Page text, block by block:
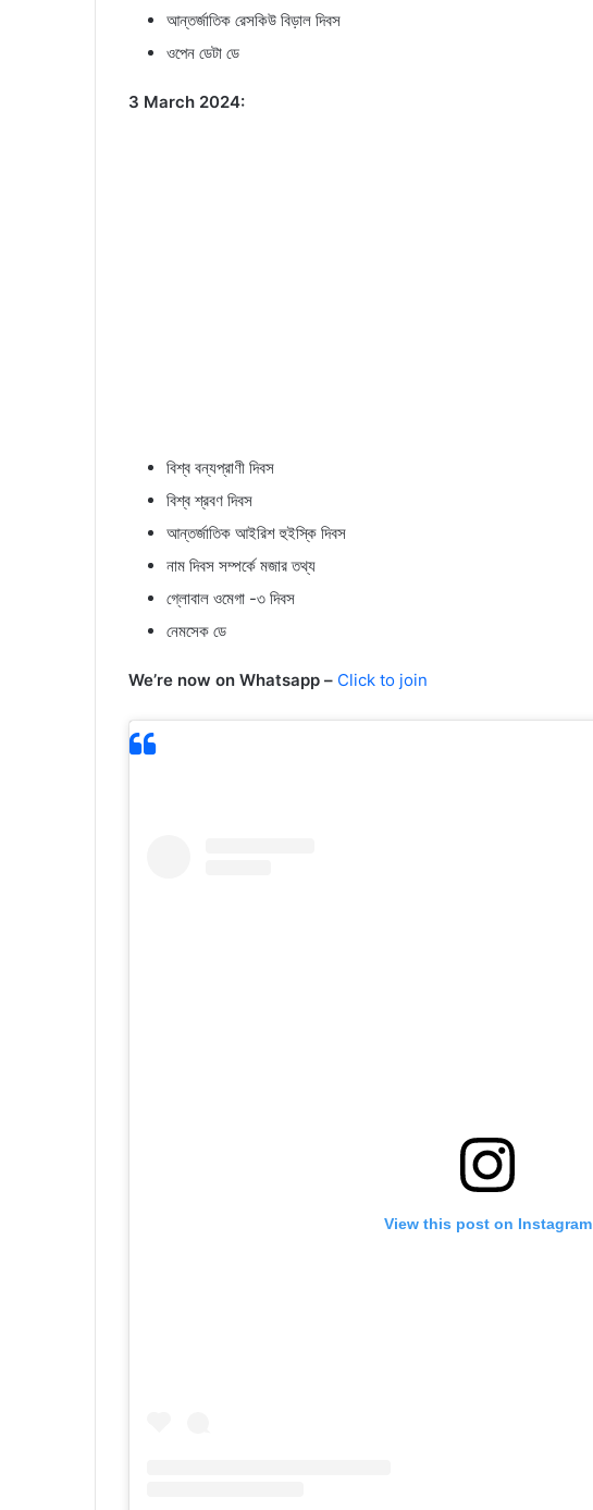
আন্তর্জাতিক রেসকিউ বিড়াল দিবস
ওপেন ডেটা ডে
3 March 2024:
বিশ্ব বন্যপ্রাণী দিবস
বিশ্ব শ্রবণ দিবস
আন্তর্জাতিক আইরিশ হুইস্কি দিবস
নাম দিবস সম্পর্কে মজার তথ্য
গ্লোবাল ওমেগা -৩ দিবস
নেমসেক ডে
We’re now on Whatsapp – Click to join
View this post on Instagram